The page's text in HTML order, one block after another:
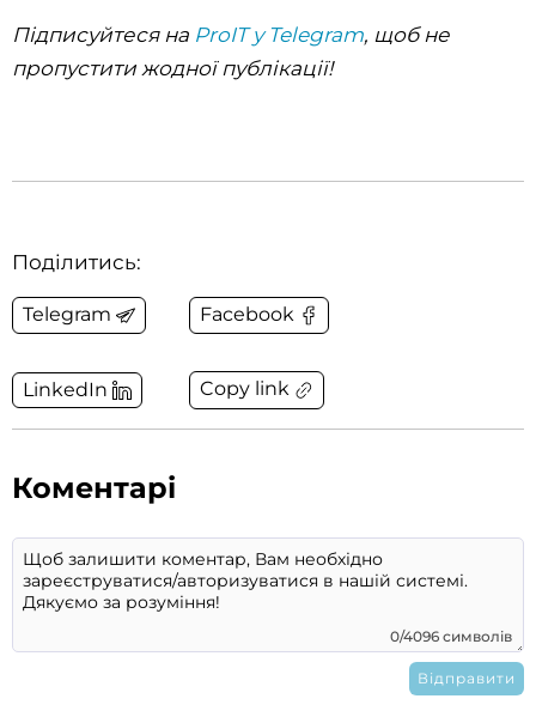
Підписуйтеся на ProIT у Telegram, щоб не
пропустити жодної публікації!
Поділитись:
Telegram Facebook
LinkedIn Copy link
Коментарі
0/4096 символів